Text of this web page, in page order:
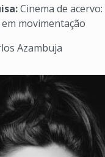
Cinema de
movimentação
Azambuja